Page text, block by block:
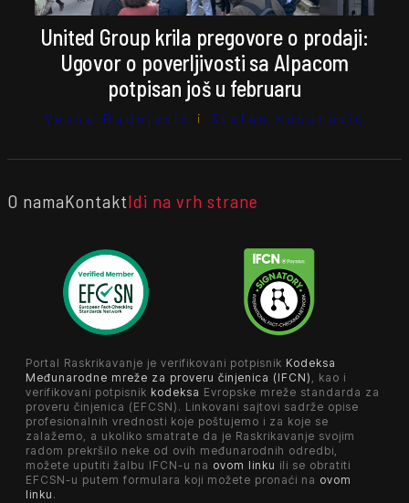
United Group krila pregovore o prodaji:
Ugovor o poverljivosti sa Alpacom
potpisan još u februaru
Vesna Radojević i Stefan Kosanović
O namaKontaktIdi na vrh strane
Portal Raskrikavanje je verifikovani potpisnik Kodeksa
Međunarodne mreže za proveru činjenica (IFCN)
, kao i
verifikovani potpisnik kodeksa Evropske mreže standarda za
proveru činjenica (EFCSN). Linkovani sajtovi sadrže opise
profesionalnih vrednosti koje poštujemo i za koje se
zalažemo, a ukoliko smatrate da je Raskrikavanje svojim
radom prekršilo neke od ovih međunarodnih odredbi,
možete uputiti žalbu IFCN-u na ovom linku ili se obratiti
EFCSN-u putem formulara koji možete pronaći na ovom
linku .